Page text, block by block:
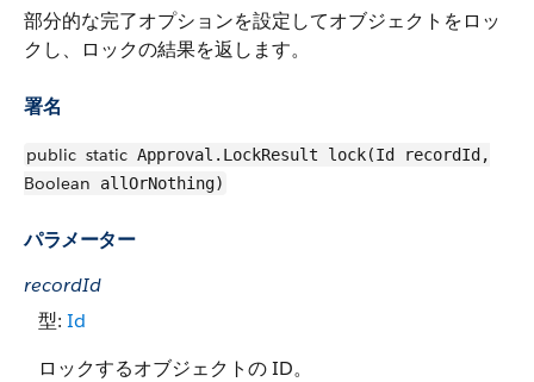
部分的な完了オプションを設定してオブジェクトをロッ
クし、ロックの結果を返します。
署名
public static Approval.LockResult lock(Id recordId,
Boolean allOrNothing)
パラメーター
recordId
型: Id
ロックするオブジェクトの ID。